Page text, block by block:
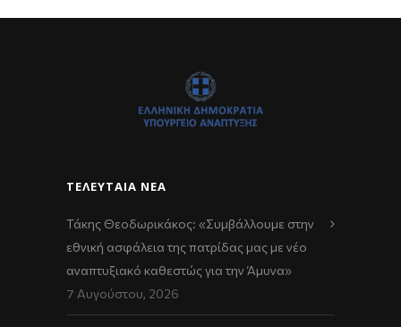
ΤΕΛΕΥΤΑΊΑ ΝΈΑ
Τάκης Θεοδωρικάκος: «Συμβάλλουμε στην
εθνική ασφάλεια της πατρίδας μας με νέο
αναπτυξιακό καθεστώς για την Άμυνα»
7 Αυγούστου, 2026